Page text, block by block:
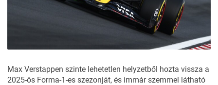
Max Verstappen szinte lehetetlen helyzetből hozta vissza a
2025-ös Forma-1-es szezonját, és immár szemmel látható